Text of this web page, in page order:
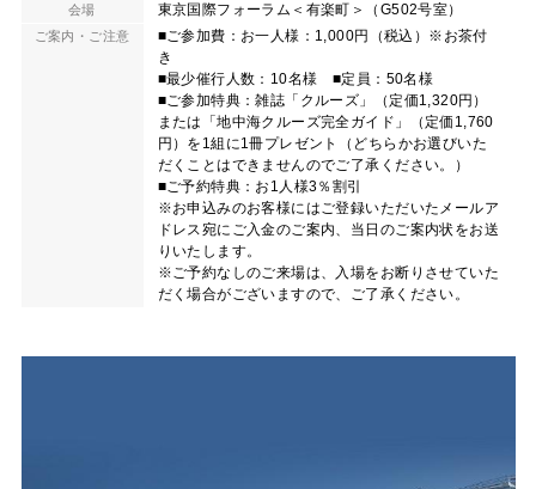
会場 東京国際フォーラム＜有楽町＞（G502号室）
ご案内・ご注意
■ご参加費：お一人様：1,000円（税込）※お茶付
き
■最少催行人数：10名様 ■定員：50名様
■ご参加特典：雑誌「クルーズ」（定価1,320円）
または「地中海クルーズ完全ガイド」（定価1,760
円）を1組に1冊プレゼント（どちらかお選びいた
だくことはできませんのでご了承ください。）
■ご予約特典：お1人様3％割引
※お申込みのお客様にはご登録いただいたメールア
ドレス宛にご入金のご案内、当日のご案内状をお送
りいたします。
※ご予約なしのご来場は、入場をお断りさせていた
だく場合がございますので、ご了承ください。